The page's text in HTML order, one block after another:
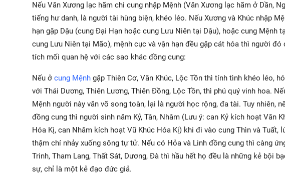
Nếu Văn Xương lạc hãm chi cung nhập Mệnh (Văn Xương lạc hãm ở Dần,
tiếng hư danh, là người tài hùng biện, khéo léo. Nếu Xương và Khúc nhập
hạn gặp Dậu (cung Đại Hạn hoặc cung Lưu Niên tại Dậu), hoặc cung Mệnh
cung Lưu Niên tại Mão), mệnh cục và vận hạn đều gặp cát hóa thì người
tích mối quan hệ với các sao khác đồng cung:
Nếu ở cung Mệnh gặp Thiên Cơ, Văn Khúc, Lộc Tồn thì tính tình khéo léo,
với Thái Dương, Thiên Lương, Thiên Đồng, Lộc Tồn, thì phú quý vinh hoa.
Mệnh người này văn võ song toàn, lại là người học rộng, đa tài. Tuy nhiên,
đồng cung thì người sinh năm Kỷ, Tân, Nhâm (Lưu ý: can Kỷ kích hoạt Văn
Hóa Kị, can Nhâm kích hoạt Vũ Khúc Hóa Kị) khi đi vào cung Thìn và Tuất,
thậm chí nhảy xuống sông tự tử. Nếu có Hỏa và Linh đồng cung thì càng
Trinh, Tham Lang, Thất Sát, Dương, Đà thì hầu hết họ đều là những kẻ bội
sự, chỉ là một kẻ đạo đức giả.